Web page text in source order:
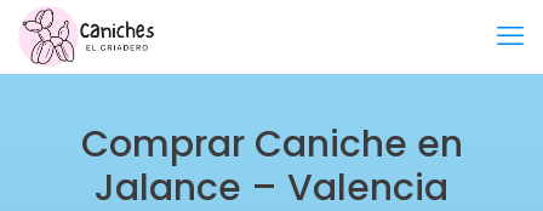
Comprar Caniche en
Jalance – Valencia